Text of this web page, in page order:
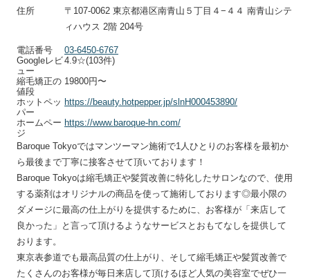
住所 〒 107-0062 東京都港区南青山５丁目４ − ４４ 南青山シテ
ィハウス 2階 204号
電話番号
03-6450-6767
Googleレビ
ュー
4.9☆(103件)
縮毛矯正の
値段
19800円〜
ホットペッ
パー
https://beauty.hotpepper.jp/slnH000453890/
ホームペー
ジ
https://www.baroque-hn.com/
Baroque Tokyoではマンツーマン施術で1人ひとりのお客様を最初か
ら最後まで丁寧に接客させて頂いております！
Baroque Tokyoは縮毛矯正や髪質改善に特化したサロンなので、使用
する薬剤はオリジナルの商品を使って施術しております◎最小限の
ダメージに最高の仕上がりを提供するために、お客様が「来店して
良かった」と言って頂けるようなサービスとおもてなしを提供して
おります。
東京表参道でも最高品質の仕上がり、そして縮毛矯正や髪質改善で
たくさんのお客様が毎日来店して頂けるほど人気の美容室でぜひ一